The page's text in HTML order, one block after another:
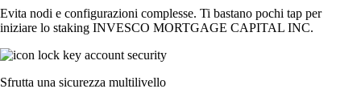
Evita nodi e configurazioni complesse. Ti bastano pochi tap per
iniziare lo staking INVESCO MORTGAGE CAPITAL INC.
Sfrutta una sicurezza multilivello